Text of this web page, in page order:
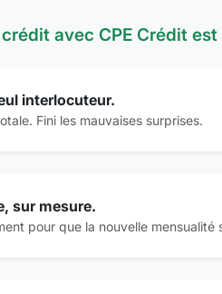
avec CPE Crédit
interlocuteur.
Fini les mauvaises surprises.
sur mesure.
pour que la nouvelle